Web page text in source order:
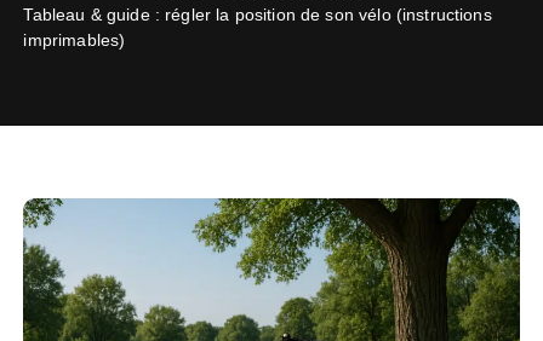
Tableau & guide : régler la position de son vélo (instructions
imprimables)